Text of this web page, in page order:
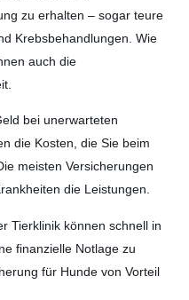
zu erhalten – sogar teure
Krebsbehandlungen. Wie
auch die
bei unerwarteten
die Kosten, die Sie beim
meisten Versicherungen
die Leistungen.
Tierklinik können schnell in
finanzielle Notlage zu
für Hunde von Vorteil